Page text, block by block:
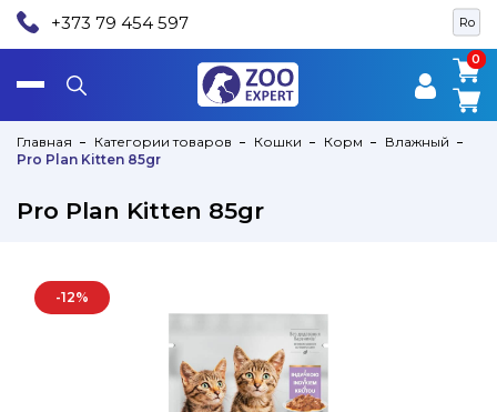
Ro
+373 79 454 597
0
0
Главная Категории товаров Кошки Корм
Влажный
Pro Plan Kitten 85gr
Pro Plan Kitten 85gr
-12%